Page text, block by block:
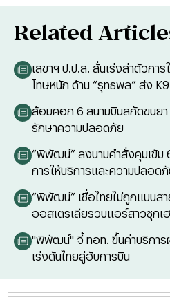
Related
เลขาฯ ป.ป.ส. ลั่นเร่งล่าตัวกา
โทษหนัก ด้าน “รุทธพล” ส่ง K9
ล้อมคอก 6 สนามบินสกัดขนย
รักษาความปลอดภัย
“พิพัฒน์” ลงนามคำสั่งคุมเข้ม
การให้บริการและความปลอด
“พิพัฒน์” เชื่อไทยไม่ถูกแบนส
ออสเตรเลียรวบแอร์สาวซุกเ
"พิพัฒน์" จี้ ทอท. ขึ้นค่าบริการ
เร่งดันไทยสู่ฮับการบิน